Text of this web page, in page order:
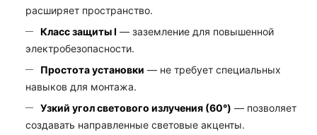
расширяет пространство.
Класс защиты I — заземление для повышенной
электробезопасности.
Простота установки — не требует специальных
навыков для монтажа.
Узкий угол светового излучения (60°) — позволяет
создавать направленные световые акценты.